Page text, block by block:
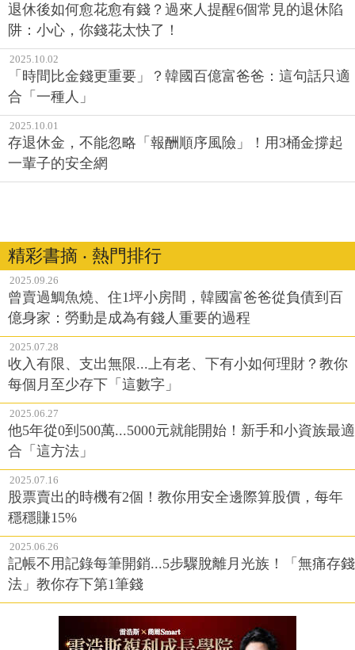
退休後如何愈花愈有錢？過來人提醒6個常見的退休陷
阱：小心，你錢花太快了！
2025.10.02
「時間比金錢更重要」？韓國百億富爸爸：這句話只適
合「一種人」
2025.10.01
存退休金，不能忽略「報酬順序風險」！用3桶金撐起
一輩子的安全網
精彩書摘 ‧ 熱門排行
2025.09.26
曾賣過鯛魚燒、住1坪小房間，韓國富爸爸從負債到百
億身家：勞動是成為有錢人重要的過程
2025.07.28
收入有限、支出無限...上有老、下有小如何理財？教你
每個月至少存下「這數字」
2025.06.27
他5年從0到500萬...5000元就能開始！新手和小資族最適
合「這方法」
2025.07.16
股票賣出的時機有2個！教你用安全邊際算股價，每年
穩穩賺15%
2025.06.26
記帳不用記錄每筆開銷...5步驟脫離月光族！「無痛存錢
法」教你存下第1筆錢